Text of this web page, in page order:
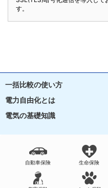
す。
一括比較の使い方
電力自由化とは
電気の基礎知識
自動車保険 生命保険